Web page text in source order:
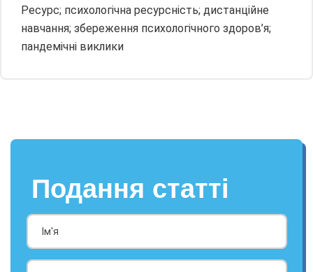
Ресурс; психологічна ресурсність; дистанційне
навчання; збереження психологічного здоров’я;
пандемічні виклики
Подання статті